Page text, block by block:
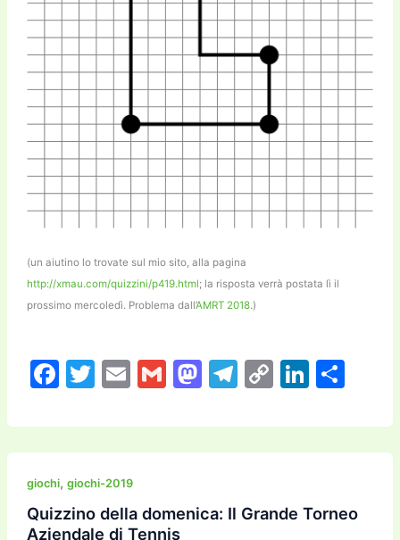
(un aiutino lo trovate sul mio sito, alla pagina
http://xmau.com/quizzini/p419.html; la risposta verrà postata lì il
prossimo mercoledì. Problema dall’AMRT 2018.)
F
c
e
b
o
T
itt
er
E
ai
l
G
ai
l
M
st
o
o
T
e
gr
m
C
p
y
n
Li
k
e
n
C
n
di
di
giochi, giochi-2019
Quizzino della domenica: Il Grande Torneo
Aziendale di Tennis